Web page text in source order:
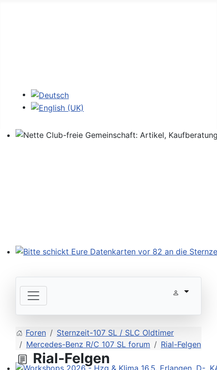
Sprache auswählen
Foren
Sternzeit-107 SL / SLC Oldtimer
Mercedes-Benz R/C 107 SL forum
Rial-Felgen
Rial-Felgen